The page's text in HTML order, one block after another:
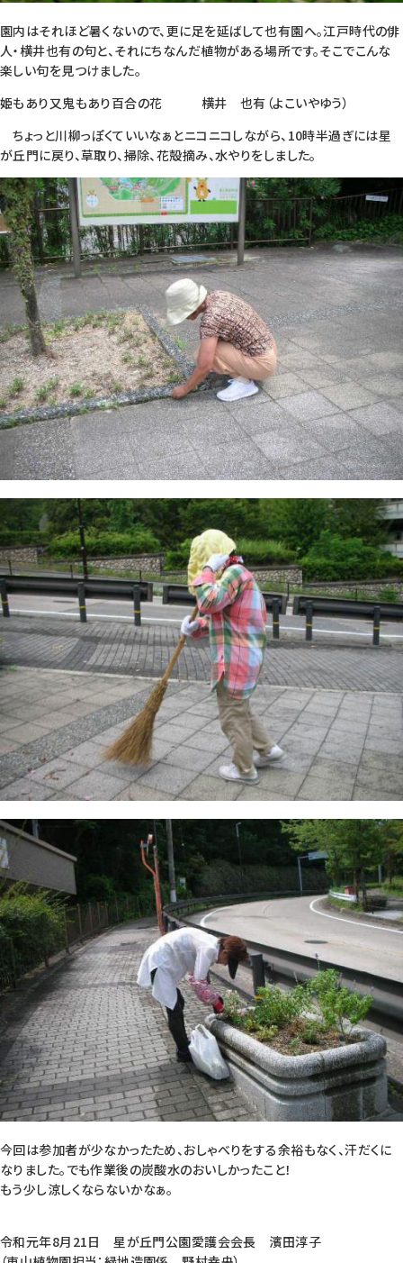
園内はそれほど暑くないので、更に足を延ばして也有園へ。江戸時代の俳
人・横井也有の句と、それにちなんだ植物がある場所です。そこでこんな
楽しい句を見つけました。
姫もあり又鬼もあり百合の花 横井 也有（よこいやゆう）
ちょっと川柳っぽくていいなぁとニコニコしながら、10時半過ぎには星
が丘門に戻り、草取り、掃除、花殻摘み、水やりをしました。
今回は参加者が少なかったため、おしゃべりをする余裕もなく、汗だくに
なりました。でも作業後の炭酸水のおいしかったこと！
もう少し涼しくならないかなぁ。
令和元年8月21日 星が丘門公園愛護会会長 濱田淳子